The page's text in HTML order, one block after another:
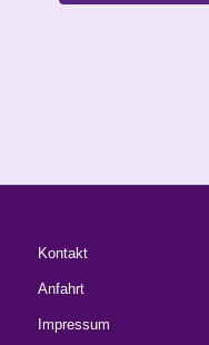
Kontakt
Anfahrt
Impressum